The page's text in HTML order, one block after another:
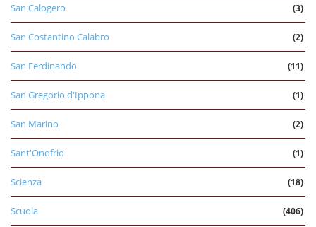
San Calogero (3)
San Costantino Calabro (2)
San Ferdinando (11)
San Gregorio d'Ippona (1)
San Marino (2)
Sant'Onofrio (1)
Scienza (18)
Scuola (406)